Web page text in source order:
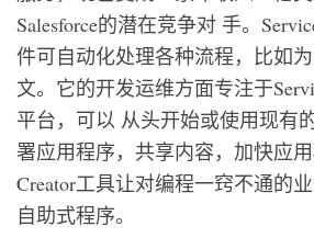
Salesforce的潜在竞争对 手。
件可自动化处理各种流程，比如
文。它的开发运维方面专注于
平台，可以 从头开始或使用现有
署应用程序，共享内容，加快应
Creator工具让对编程一窍不通的
自助式程序。